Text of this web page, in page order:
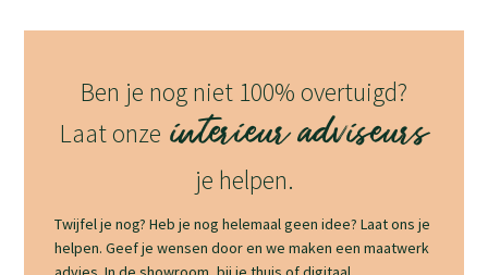
Ben je nog niet 100% overtuigd?
Laat onzeinterieur adviseurs
je helpen.
Twijfel je nog? Heb je nog helemaal geen idee? Laat ons je
helpen. Geef je wensen door en we maken een maatwerk